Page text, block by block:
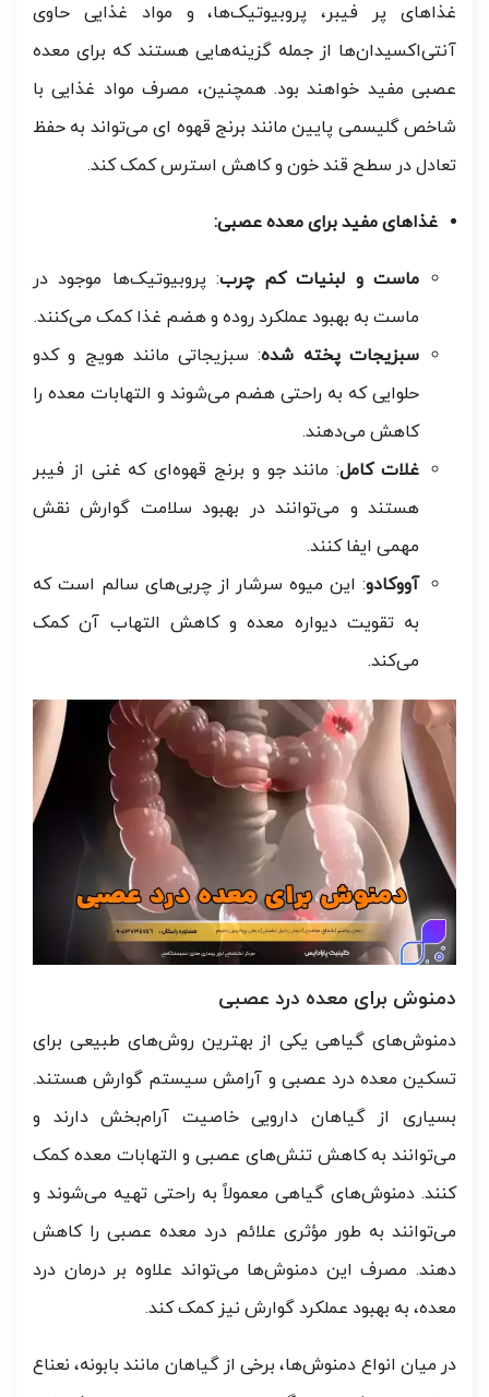
غذاهای پر فیبر، پروبیوتیک‌ها، و مواد غذایی حاوی
آنتی‌اکسیدان‌ها از جمله گزینه‌هایی هستند که برای معده
عصبی مفید خواهند بود. همچنین، مصرف مواد غذایی با
شاخص گلیسمی پایین مانند برنج قهوه ای می‌تواند به حفظ
تعادل در سطح قند خون و کاهش استرس کمک کند.
غذاهای مفید برای معده عصبی:
ماست و لبنیات کم چرب: پروبیوتیک‌ها موجود در
ماست به بهبود عملکرد روده و هضم غذا کمک می‌کنند.
سبزیجات پخته شده: سبزیجاتی مانند هویج و کدو
حلوایی که به راحتی هضم می‌شوند و التهابات معده را
کاهش می‌دهند.
غلات کامل: مانند جو و برنج قهوه‌ای که غنی از فیبر
هستند و می‌توانند در بهبود سلامت گوارش نقش
مهمی ایفا کنند.
آووکادو: این میوه سرشار از چربی‌های سالم است که
به تقویت دیواره معده و کاهش التهاب آن کمک
می‌کند.
دمنوش برای معده درد عصبی
دمنوش‌های گیاهی یکی از بهترین روش‌های طبیعی برای
تسکین معده درد عصبی و آرامش سیستم گوارش هستند.
بسیاری از گیاهان دارویی خاصیت آرام‌بخش دارند و
می‌توانند به کاهش تنش‌های عصبی و التهابات معده کمک
کنند. دمنوش‌های گیاهی معمولاً به راحتی تهیه می‌شوند و
می‌توانند به طور مؤثری علائم درد معده عصبی را کاهش
دهند. مصرف این دمنوش‌ها می‌تواند علاوه بر درمان درد
معده، به بهبود عملکرد گوارش نیز کمک کند.
در میان انواع دمنوش‌ها، برخی از گیاهان مانند بابونه، نعناع